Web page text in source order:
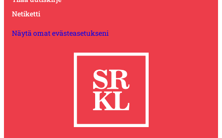
Netiketti
Näytä omat evästeasetukseni